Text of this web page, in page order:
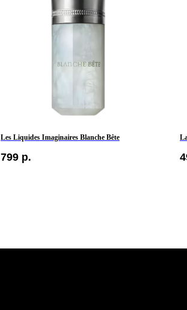
Les Liquides Imaginaires Blanche Bête
799 р.